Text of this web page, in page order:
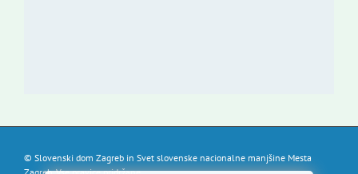
© Slovenski dom Zagreb in Svet slovenske nacionalne manjšine Mesta